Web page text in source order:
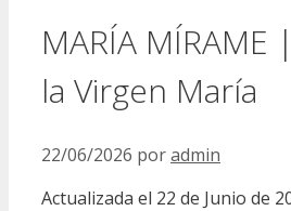
MARÍA MÍRAME
la Virgen María
22/06/2026 poradmin
Actualizada el 22 de Junio de